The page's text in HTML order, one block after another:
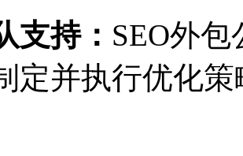
支持： SEO外
定并执行优化